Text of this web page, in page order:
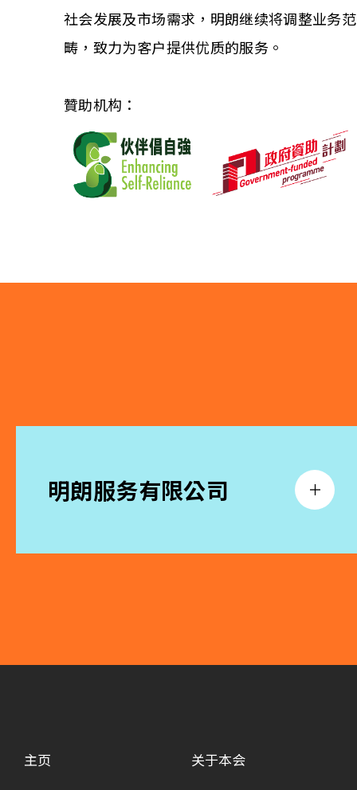
社会发展及市场需求，明朗继续将调整业务范
畴，致力为客户提供优质的服务。
贊助机构：
明朗服务有限公司
主页 关于本会